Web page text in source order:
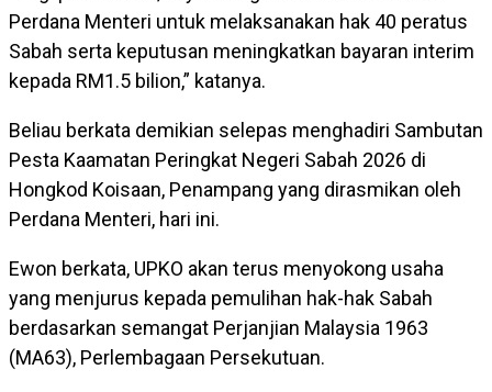
Perdana Menteri untuk melaksanakan hak 40 peratus
Sabah serta keputusan meningkatkan bayaran interim
kepada RM1.5 bilion,” katanya.
Beliau berkata demikian selepas menghadiri Sambutan
Pesta Kaamatan Peringkat Negeri Sabah 2026 di
Hongkod Koisaan, Penampang yang dirasmikan oleh
Perdana Menteri, hari ini.
Ewon berkata, UPKO akan terus menyokong usaha
yang menjurus kepada pemulihan hak-hak Sabah
berdasarkan semangat Perjanjian Malaysia 1963
(MA63), Perlembagaan Persekutuan.